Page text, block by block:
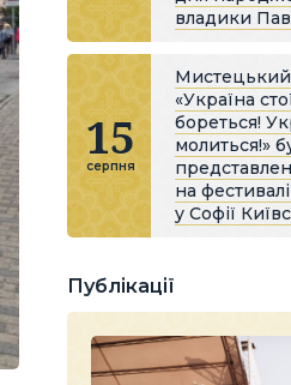
владики
15
серпня
«Україна
бореться!
молиться!»
на
у Софії
Публікації